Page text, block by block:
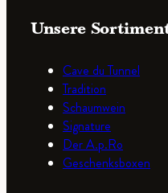
Unsere
Cave du Tunnel
Tradition
Schaumwein
Signature
Der A.p.Ro
Geschenksboxen